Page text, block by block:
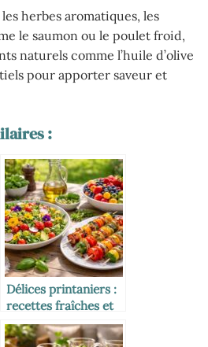
herbes aromatiques, les
le saumon ou le poulet froid,
naturels comme l’huile d’olive
pour apporter saveur et
:
Délices printaniers :
recettes fraîches et
colorées pour ravir
vos papilles